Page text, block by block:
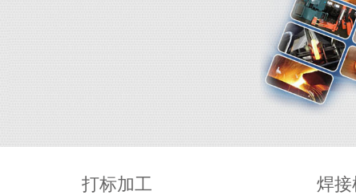
焊接
打标加工